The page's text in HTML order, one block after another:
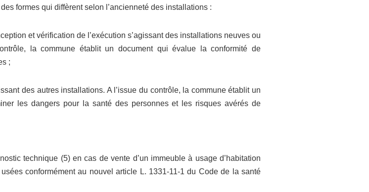
formes qui diffèrent selon l’ancienneté des installations :
et vérification de l’exécution s’agissant des installations neuves ou
la commune établit un document qui évalue la conformité de
;
des autres installations. A l’issue du contrôle, la commune établit un
les dangers pour la santé des personnes et les risques avérés de
technique (5) en cas de vente d’un immeuble à usage d’habitation
conformément au nouvel article L. 1331-11-1 du Code de la santé